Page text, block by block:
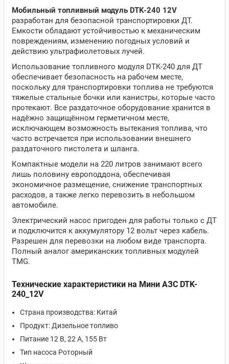
Мобильный топливный модуль DTK-240 12V
разработан для безопасной транспортировки ДТ.
Емкости обладают устойчивостью к механическим
повреждениям, изменению погодных условий и
действию ультрафиолетовых лучей.
Использование топливного модуля DTK-240 для ДТ
обеспечивает безопасность на рабочем месте,
поскольку для транспортировки топлива не требуются
тяжелые стальные бочки или канистры, которые часто
протекают. Все раздаточное оборудование хранится в
надёжно защищённом герметичном месте,
исключающем возможность вытекания топлива, что
часто встречается при использовании внешнего
раздаточного пистолета и шланга.
Компактные модели на 220 литров занимают всего
лишь половину европоддона, обеспечивая
экономичное размещение, снижение транспортных
расходов, а также легко перевозить в небольшом
автомобиле.
Электрический насос пригоден для работы только с ДТ
и подключится к аккумулятору 12 вольт через кабель.
Разрешен для перевозки на любом виде транспорта.
Полный аналог американских топливных модулей
TMG.
Технические характеристики на Мини АЗС DTK-
240_12V
Страна производства: Китай
Продукт: Дизельное топливо
Питание 12 В, 22 А, 155 Вт
Тип насоса Роторный